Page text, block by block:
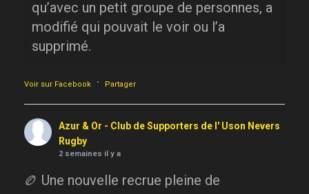
qu’avec un petit groupe de personnes, a
modifié qui pouvait le voir ou l’a
supprimé.
Voir sur Facebook · Partager
Azur & Or - Club de Supporters de l' Uson Nevers
Rugby
2 semaines il y a
🏉 Une nouvelle recrue pleine de